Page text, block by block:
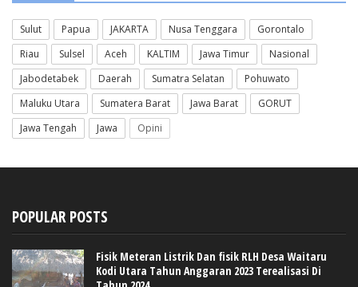
Sulut Papua JAKARTA Nusa Tenggara
Gorontalo
Riau
Sulsel Aceh KALTIM Jawa Timur
Nasional
Jabodetabek
Daerah Sumatra Selatan
Pohuwato
Maluku Utara
Sumatera Barat Jawa Barat
GORUT
Jawa Tengah
Jawa Opini
POPULAR POSTS
Fisik Meteran Listrik Dan fisik RLH Desa Waitaru
Kodi Utara Tahun Anggaran 2023 Terealisasi Di